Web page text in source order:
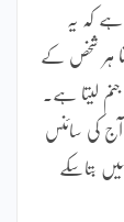
کہ یہ
ہر شخص کے
لیتا ہے۔
کی سائنس
بتاسکے